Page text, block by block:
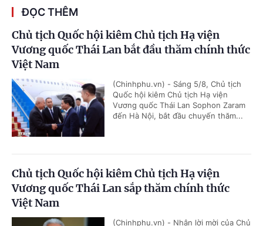
ĐỌC THÊM
Chủ tịch Quốc hội kiêm Chủ tịch Hạ viện
Vương quốc Thái Lan bắt đầu thăm chính thức
Việt Nam
(Chinhphu.vn) - Sáng 5/8, Chủ tịch
Quốc hội kiêm Chủ tịch Hạ viện
Vương quốc Thái Lan Sophon Zaram
đến Hà Nội, bắt đầu chuyến thăm...
Chủ tịch Quốc hội kiêm Chủ tịch Hạ viện
Vương quốc Thái Lan sắp thăm chính thức
Việt Nam
(Chinhphu.vn) - Nhận lời mời của Chủ